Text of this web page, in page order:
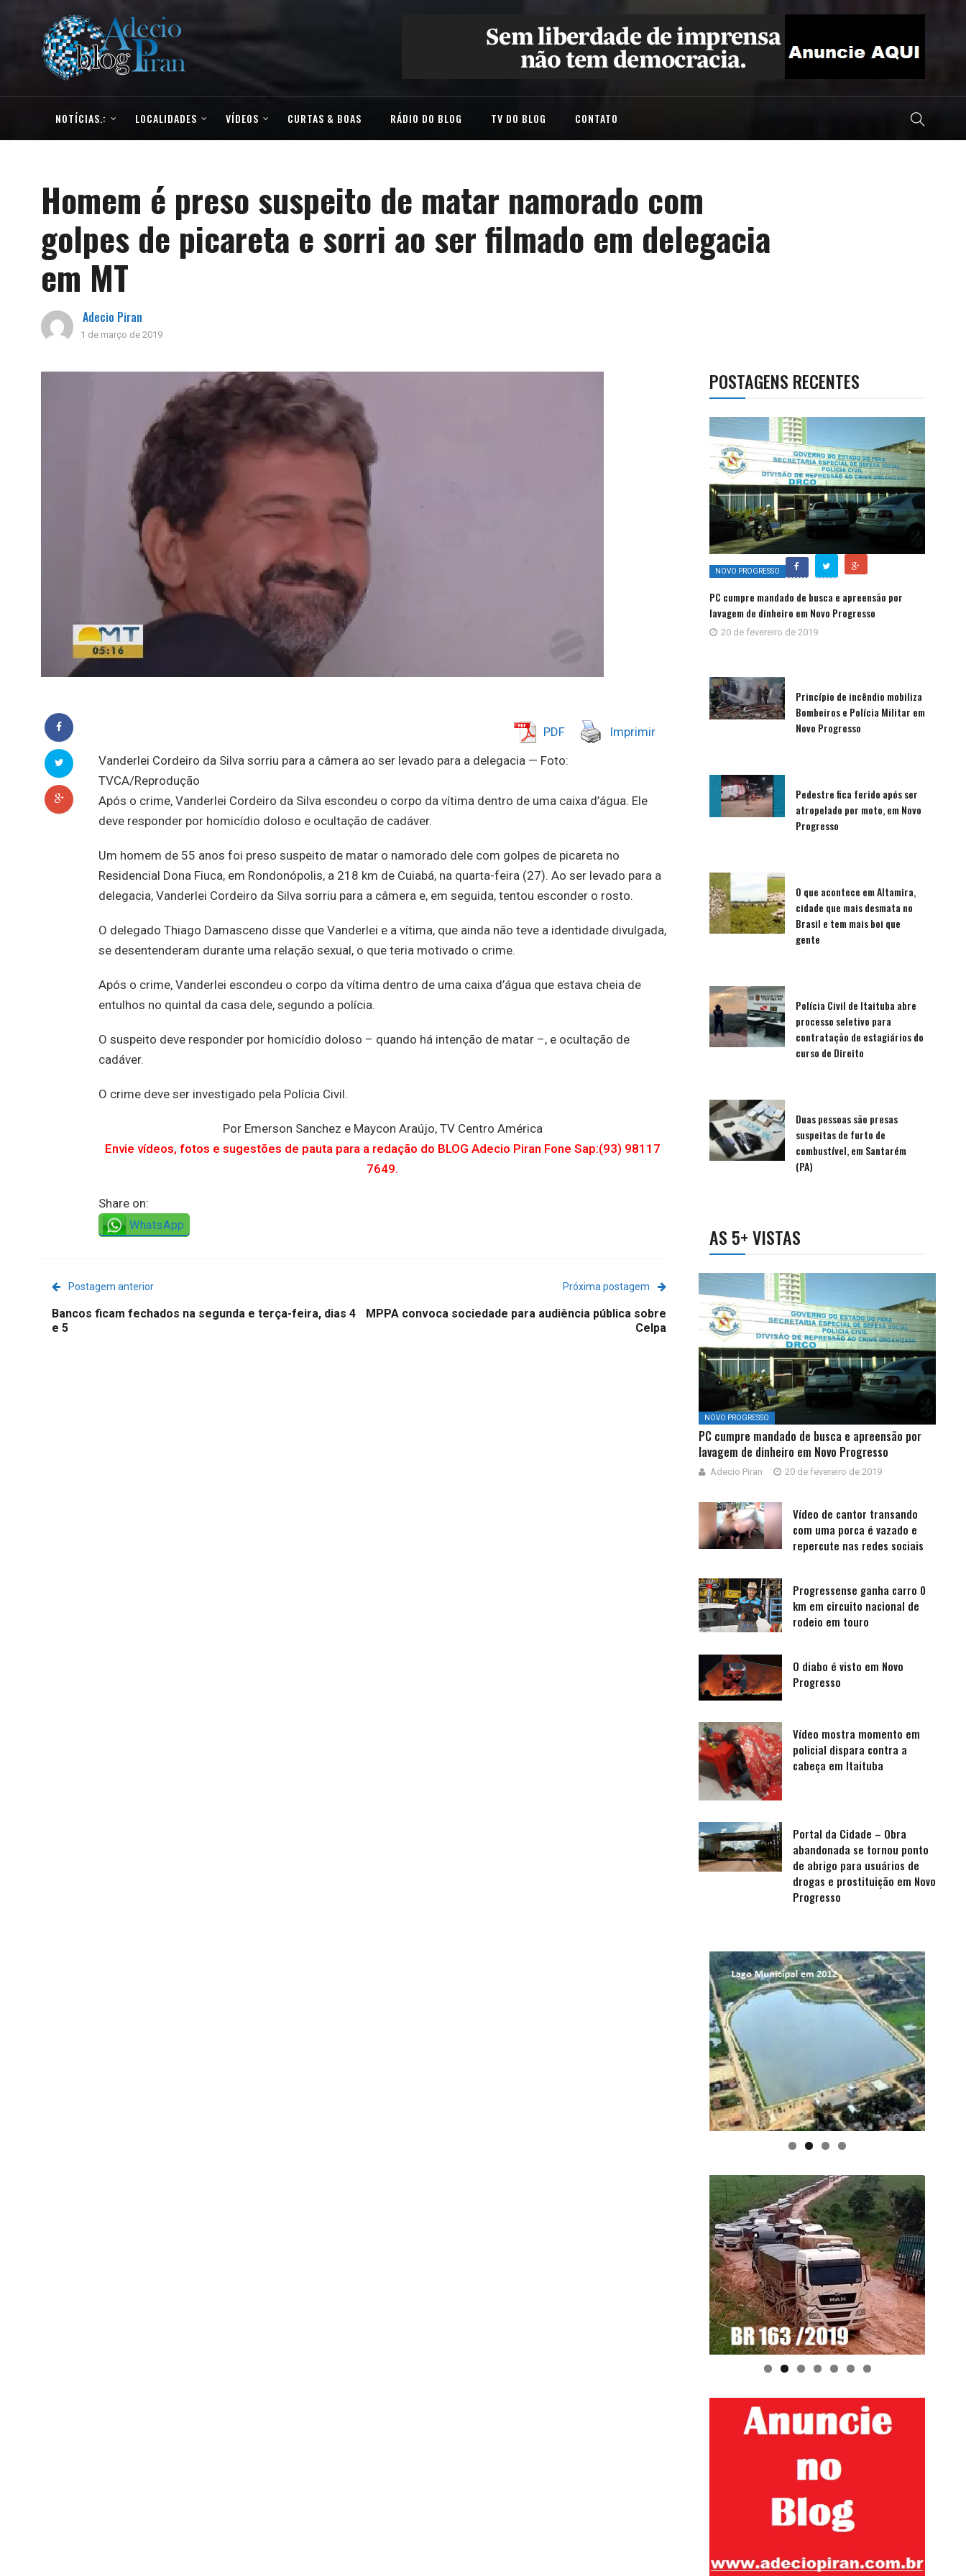
NOTÍCIAS.: LOCALIDADES VÍDEOS CURTAS & BOAS RÁDIO DO BLOG TV DO BLOG CONTATO
Homem é preso suspeito de matar namorado com
golpes de picareta e sorri ao ser filmado em delegacia
em MT
Adecio Piran
1 de março de 2019
PDF Imprimir
Vanderlei Cordeiro da Silva sorriu para a câmera ao ser levado para a delegacia — Foto:
TVCA/Reprodução
Após o crime, Vanderlei Cordeiro da Silva escondeu o corpo da vítima dentro de uma caixa d’água. Ele
deve responder por homicídio doloso e ocultação de cadáver.
Um homem de 55 anos foi preso suspeito de matar o namorado dele com golpes de picareta no
Residencial Dona Fiuca, em Rondonópolis, a 218 km de Cuiabá, na quarta-feira (27). Ao ser levado para a
delegacia, Vanderlei Cordeiro da Silva sorriu para a câmera e, em seguida, tentou esconder o rosto.
O delegado Thiago Damasceno disse que Vanderlei e a vítima, que ainda não teve a identidade divulgada,
se desentenderam durante uma relação sexual, o que teria motivado o crime.
Após o crime, Vanderlei escondeu o corpo da vítima dentro de uma caixa d’água que estava cheia de
entulhos no quintal da casa dele, segundo a polícia.
O suspeito deve responder por homicídio doloso – quando há intenção de matar –, e ocultação de
cadáver.
O crime deve ser investigado pela Polícia Civil.
Por Emerson Sanchez e Maycon Araújo, TV Centro América
Envie vídeos, fotos e sugestões de pauta para a redação do BLOG Adecio Piran Fone Sap:(93) 98117
7649.
Share on:
WhatsApp
Postagem anterior
Bancos ficam fechados na segunda e terça-feira, dias 4
e 5
Próxima postagem
MPPA convoca sociedade para audiência pública sobre
Celpa
POSTAGENS RECENTES
NOVO PROGRESSO
PC cumpre mandado de busca e apreensão por
lavagem de dinheiro em Novo Progresso
20 de fevereiro de 2019
Princípio de incêndio mobiliza
Bombeiros e Polícia Militar em
Novo Progresso
Pedestre fica ferido após ser
atropelado por moto, em Novo
Progresso
O que acontece em Altamira,
cidade que mais desmata no
Brasil e tem mais boi que
gente
Polícia Civil de Itaituba abre
processo seletivo para
contratação de estagiários do
curso de Direito
Duas pessoas são presas
suspeitas de furto de
combustível, em Santarém
(PA)
AS 5+ VISTAS
NOVO PROGRESSO
PC cumpre mandado de busca e apreensão por
lavagem de dinheiro em Novo Progresso
Adecio Piran 20 de fevereiro de 2019
Vídeo de cantor transando
com uma porca é vazado e
repercute nas redes sociais
Progressense ganha carro 0
km em circuito nacional de
rodeio em touro
O diabo é visto em Novo
Progresso
Vídeo mostra momento em
policial dispara contra a
cabeça em Itaituba
Portal da Cidade – Obra
abandonada se tornou ponto
de abrigo para usuários de
drogas e prostituição em Novo
Progresso